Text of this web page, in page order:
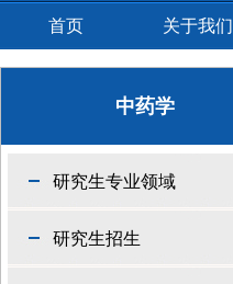
首页 关于我们
中药学
研究生专业领域
研究生招生